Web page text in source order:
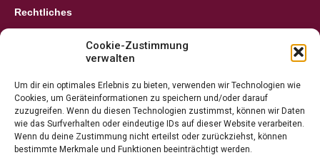
Cookie-Zustimmung
verwalten
Um dir ein optimales Erlebnis zu bieten, verwenden wir Technologien wie
Cookies, um Geräteinformationen zu speichern und/oder darauf
zuzugreifen. Wenn du diesen Technologien zustimmst, können wir Daten
wie das Surfverhalten oder eindeutige IDs auf dieser Website verarbeiten.
Wenn du deine Zustimmung nicht erteilst oder zurückziehst, können
bestimmte Merkmale und Funktionen beeinträchtigt werden.
Rechtliches
» Cookie-Richtlinie